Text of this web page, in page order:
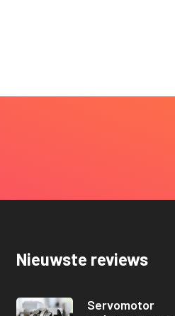
Nieuwste reviews
Servomotor